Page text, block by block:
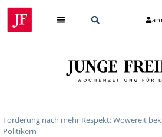
Forderung nach mehr Respekt: Wowereit
Politikern